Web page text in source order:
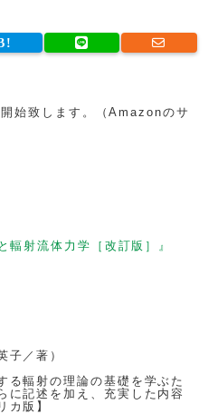
始致します。（Amazonのサ
輻射流体力学［改訂版］』
子／著）
る輻射の理論の基礎を学ぶた
に記述を加え、充実した内容
カ版】